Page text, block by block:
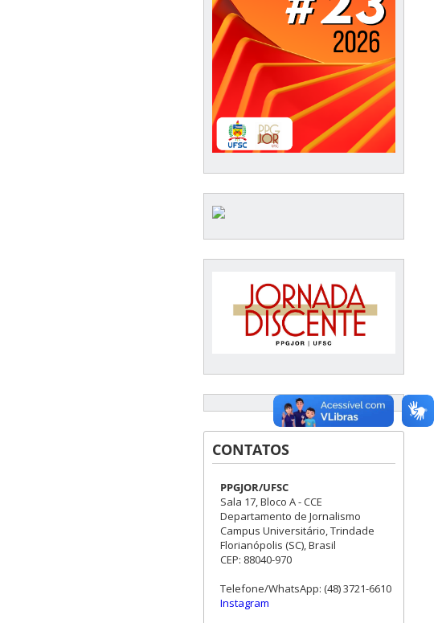
CONTATOS
PPGJOR/UFSC
Sala 17, Bloco A - CCE
Departamento de Jornalismo
Campus Universitário, Trindade
Florianópolis (SC), Brasil
CEP: 88040-970
Telefone/WhatsApp: (48) 3721-6610
Instagram